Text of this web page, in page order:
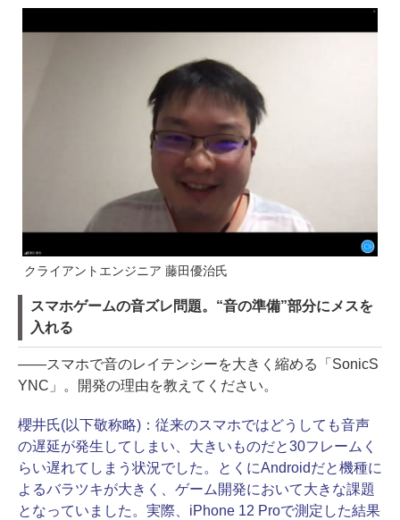
クライアントエンジニア 藤田優治氏
スマホゲームの音ズレ問題。“音の準備”部分にメスを
入れる
――スマホで音のレイテンシーを大きく縮める「SonicS
YNC」。開発の理由を教えてください。
櫻井氏(以下敬称略)： 従来のスマホではどうしても音声
の遅延が発生してしまい、大きいものだと30フレームく
らい遅れてしまう状況でした。とくにAndroidだと機種に
よるバラツキが大きく、ゲーム開発において大きな課題
となっていました。実際、iPhone 12 Proで測定した結果